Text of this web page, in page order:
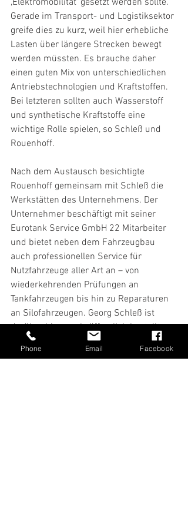
,Elektromobilität‘ gesetzt werden sollte.
Gerade im Transport- und Logistiksektor
greife dies zu kurz, weil hier erhebliche
Lasten über längere Strecken bewegt
werden müssten. Es brauche daher
einen guten Mix von unterschiedlichen
Antriebstechnologien und Kraftstoffen.
Bei letzteren sollten auch Wasserstoff
und synthetische Kraftstoffe eine
wichtige Rolle spielen, so Schleß und
Rouenhoff.
Nach dem Austausch besichtigte
Rouenhoff gemeinsam mit Schleß die
Werkstätten des Unternehmens. Der
Unternehmer beschäftigt mit seiner
Eurotank Service GmbH 22 Mitarbeiter
und bietet neben dem Fahrzeugbau
auch professionellen Service für
Nutzfahrzeuge aller Art an – von
wiederkehrenden Prüfungen an
Tankfahrzeugen bis hin zu Reparaturen
an Silofahrzeugen. Georg Schleß ist
darüber hinaus als öffentlich bestellter
und vereidigter Sachverständiger für
das Metallbauhandwerk tätig.
Phone Email Facebook